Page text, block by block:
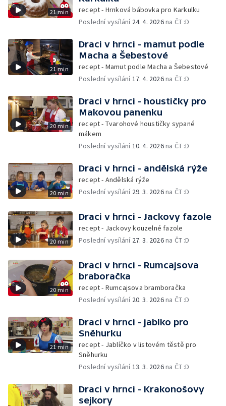
21 min
recept - Hrnková bábovka pro Karkulku
Poslední vysílání 24. 4. 2026na ČT :D
21 min
Draci v hrnci - mamut podle
Macha a Šebestové
recept - Mamut podle Macha a Šebestové
Poslední vysílání17. 4. 2026na ČT :D
20 min
Draci v hrnci - houstičky pro
Makovou panenku
recept - Tvarohové houstičky sypané
mákem
Poslední vysílání10. 4. 2026na ČT :D
20 min
Draci v hrnci - andělská rýže
recept - Andělská rýže
Poslední vysílání 29. 3. 2026na ČT :D
20 min
Draci v hrnci - Jackovy fazole
recept - Jackovy kouzelné fazole
Poslední vysílání 27. 3. 2026na ČT :D
20 min
Draci v hrnci - Rumcajsova
braboračka
recept - Rumcajsova bramboračka
Poslední vysílání 20. 3. 2026na ČT :D
21 min
Draci v hrnci - jablko pro
Sněhurku
recept - Jablíčko v listovém těstě pro
Sněhurku
Poslední vysílání13. 3. 2026na ČT :D
Draci v hrnci - Krakonošovy
sejkory